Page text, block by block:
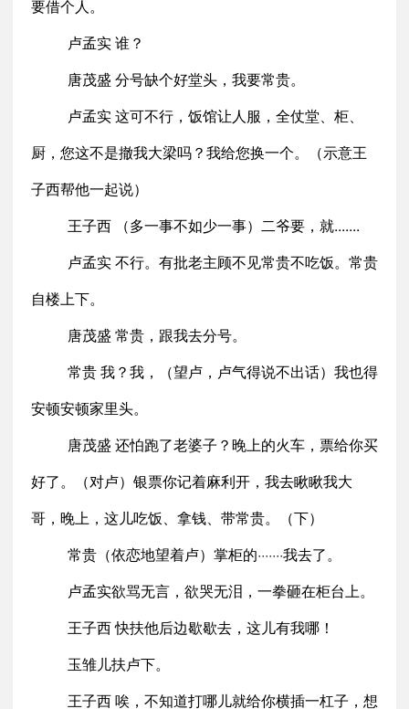
要借个人。
卢孟实 谁？
唐茂盛 分号缺个好堂头，我要常贵。
卢孟实 这可不行，饭馆让人服，全仗堂、柜、
厨，您这不是撤我大梁吗？我给您换一个。（示意王
子西帮他一起说）
王子西 （多一事不如少一事）二爷要，就.......
卢孟实 不行。有批老主顾不见常贵不吃饭。常贵
自楼上下。
唐茂盛 常贵，跟我去分号。
常贵 我？我，（望卢，卢气得说不出话）我也得
安顿安顿家里头。
唐茂盛 还怕跑了老婆子？晚上的火车，票给你买
好了。（对卢）银票你记着麻利开，我去瞅瞅我大
哥，晚上，这儿吃饭、拿钱、带常贵。（下）
常贵（依恋地望着卢）掌柜的·······我去了。
卢孟实欲骂无言，欲哭无泪，一拳砸在柜台上。
王子西 快扶他后边歇歇去，这儿有我哪！
玉雏儿扶卢下。
王子西 唉，不知道打哪儿就给你横插一杠子，想